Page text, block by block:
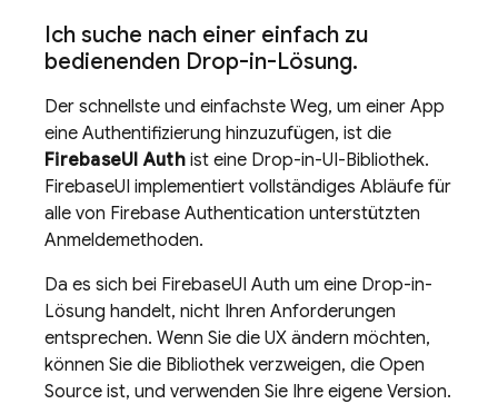
Ich suche nach einer einfach zu
bedienenden Drop-in-Lösung.
Der schnellste und einfachste Weg, um einer App
eine Authentifizierung hinzuzufügen, ist die
FirebaseUI Authist eine Drop-in-UI-Bibliothek.
FirebaseUI implementiert vollständiges Abläufe für
alle von Firebase Authentication unterstützten
Anmeldemethoden.
Da es sich bei FirebaseUI Auth um eine Drop-in-
Lösung handelt, nicht Ihren Anforderungen
entsprechen. Wenn Sie die UX ändern möchten,
können Sie die Bibliothek verzweigen, die Open
Source ist, und verwenden Sie Ihre eigene Version.